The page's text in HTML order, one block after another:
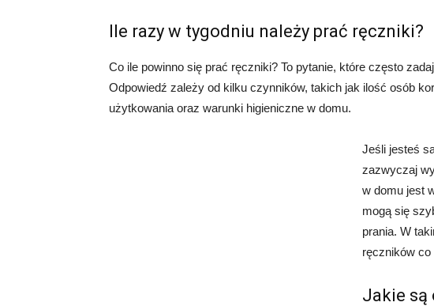
Ile razy w tygodniu należy prać ręczniki?
Co ile powinno się prać ręczniki? To pytanie, które często
Odpowiedź zależy od kilku czynników, takich jak ilość osób
użytkowania oraz warunki higieniczne w domu.
Jeśli jesteś
zazwyczaj
w domu jest
mogą się
prania. W
ręczników co
Jakie są